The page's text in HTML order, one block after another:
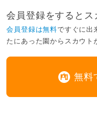
会員登録をするとス
会員登録は無料ですぐに出
たにあった園からスカウト
無料